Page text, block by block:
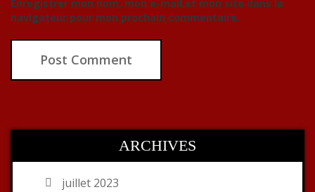
Enregistrer mon nom, mon e-mail et mon site dans le
navigateur pour mon prochain commentaire.
ARCHIVES
juillet 2023